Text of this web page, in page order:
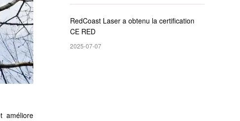
améliore
RedCoast Laser a obtenu la certification
CE RED
2025-07-07